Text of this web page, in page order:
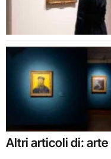
Altri articoli di: arte